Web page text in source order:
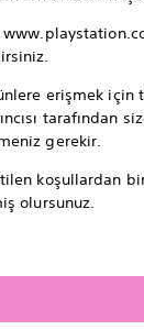
erişmek için
tarafından
gerekir.
koşullardan
olursunuz.